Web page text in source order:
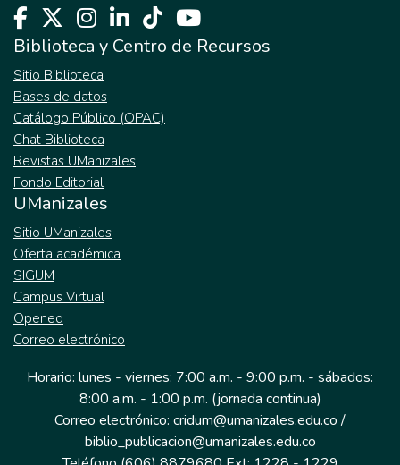
Biblioteca y Centro de Recursos
Sitio Biblioteca
Bases de datos
Catálogo Público (OPAC)
Chat Biblioteca
Revistas UManizales
Fondo Editorial
UManizales
Sitio UManizales
Oferta académica
SIGUM
Campus Virtual
Opened
Correo electrónico
Horario: lunes - viernes: 7:00 a.m. - 9:00 p.m. - sábados:
8:00 a.m. - 1:00 p.m. (jornada continua)
Correo electrónico: cridum@umanizales.edu.co /
biblio_publicacion@umanizales.edu.co